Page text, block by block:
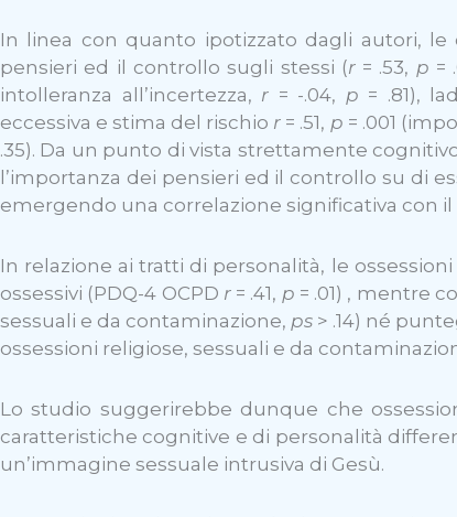
In linea con quanto ipotizzato dagli autori, le
pensieri ed il controllo sugli stessi (r= .53, p =
intolleranza all’incertezza, r = -.04, p = .81),
eccessiva e stima del rischio r = .51, p = .001
.35). Da un punto di vista strettamente
l’importanza dei pensieri ed il controllo su di
emergendo una correlazione significativa con
In relazione ai tratti di personalità, le
ossessivi (PDQ-4 OCPD r= .41, p = .01) , mentre
sessuali e da contaminazione, ps > .14) né
ossessioni religiose, sessuali e da
Lo studio suggerirebbe dunque che
caratteristiche cognitive e di personalità
un’immagine sessuale intrusiva di Gesù.